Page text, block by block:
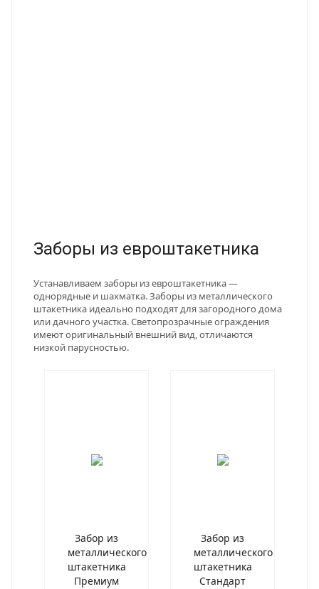
Заборы из евроштакетника
Устанавливаем заборы из евроштакетника —
однорядные и шахматка. Заборы из металлического
штакетника идеально подходят для загородного дома
или дачного участка. Светопрозрачные ограждения
имеют оригинальный внешний вид, отличаются
низкой парусностью.
Забор из
металлического
штакетника
Премиум
Забор из
металлического
штакетника
Стандарт